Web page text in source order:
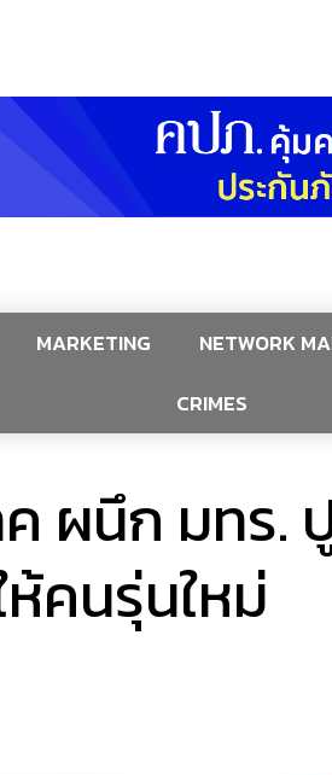
MARKETING NETWORK
CRIMES
ผนึก มทร.
คนรุ่นใหม่